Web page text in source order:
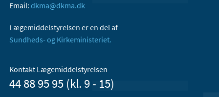
Email: dkma@dkma.dk
Lægemiddelstyrelsen er en del af
Sundheds- og Kirkeministeriet.
Kontakt Lægemiddelstyrelsen
44 88 95 95 (kl. 9 - 15)